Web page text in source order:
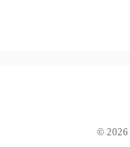
© 2026